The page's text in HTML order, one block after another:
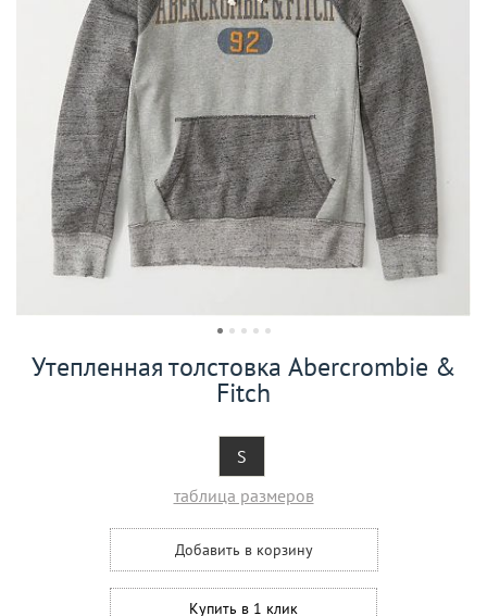
Утепленная толстовка Abercrombie &
Fitch
S
таблица размеров
Добавить в корзину
Купить в 1 клик